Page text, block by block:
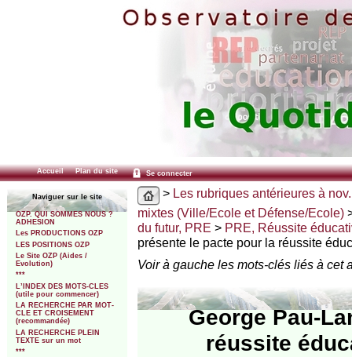
Accueil Plan du site Se connecter
Naviguer sur le site
OZP. QUI SOMMES NOUS ?
ADHESION
Les PRODUCTIONS OZP
LES POSITIONS OZP
Le Site OZP (Aides /
Evolution)
***
L’INDEX DES MOTS-CLES
(utile pour commencer)
LA RECHERCHE PAR MOT-
CLE ET CROISEMENT
(recommandée)
LA RECHERCHE PLEIN
TEXTE sur un mot
***
> Les rubriques antérieures à
mixtes (Ville/Ecole et Défense/Ecole)
du futur, PRE > PRE, Réussite
présente le pacte pour la réussite
Voir à gauche les mots-clés liés à cet
George Pau-
réussite